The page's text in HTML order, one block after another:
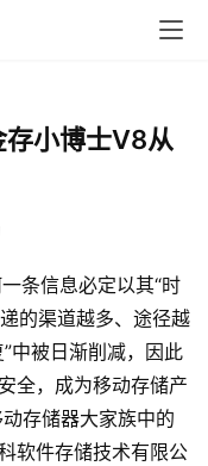
小博士V8从
条信息必定以其“时
的渠道越多、途径越
中被日渐削减，因此
全，成为移动存储产
存储器大家族中的
软件存储技术有限公